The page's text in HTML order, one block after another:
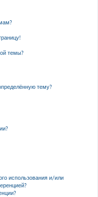
темы?
тему?
использования и/или